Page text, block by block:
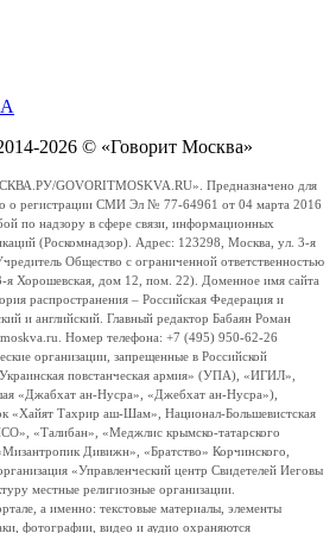
2026 © «Говорит Москва»
GOVORITMOSKVA.RU». Предназначено для
о регистрации СМИ Эл № 77-64961 от 04 марта 2016
по надзору в сфере связи, информационных
(Роскомнадзор). Адрес: 123298, Москва, ул. 3-я
Общество с ограниченной ответственностью
Хорошевская, дом 12, пом. 22). Доменное имя сайта
распространения – Российская Федерация и
и английский. Главный редактор Бабаян Роман
Номер телефона: +7 (495) 950-62-26
организации, запрещенные в Российской
повстанческая армия» (УПА), «ИГИЛ»,
«Джабхат ан-Нусра», «Джебхат ан-Нусра»),
«Хайят Тахрир аш-Шам», Национал-Большевистская
«Талибан», «Меджлис крымско-татарского
Дивижн», «Братство» Корчинского,
«Управленческий центр Свидетелей Иеговы
местные религиозные организации.
а именно: текстовые материалы, элементы
фотографии, видео и аудио охраняются